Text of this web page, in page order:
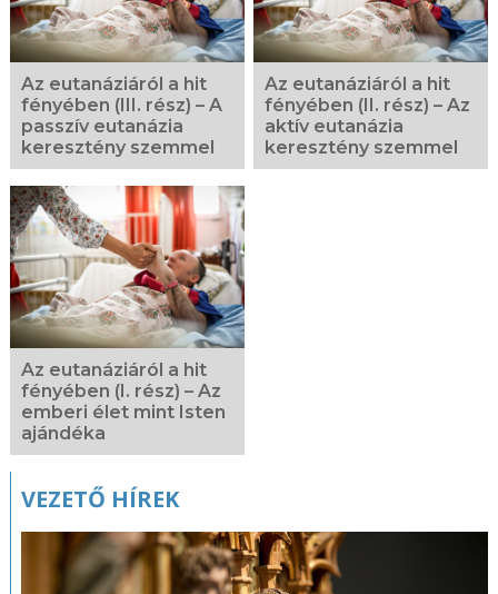
Az eutanáziáról a hit
fényében (III. rész) – A
passzív eutanázia
keresztény szemmel
Az eutanáziáról a hit
fényében (II. rész) – Az
aktív eutanázia
keresztény szemmel
Az eutanáziáról a hit
fényében (I. rész) – Az
emberi élet mint Isten
ajándéka
VEZETŐ HÍREK